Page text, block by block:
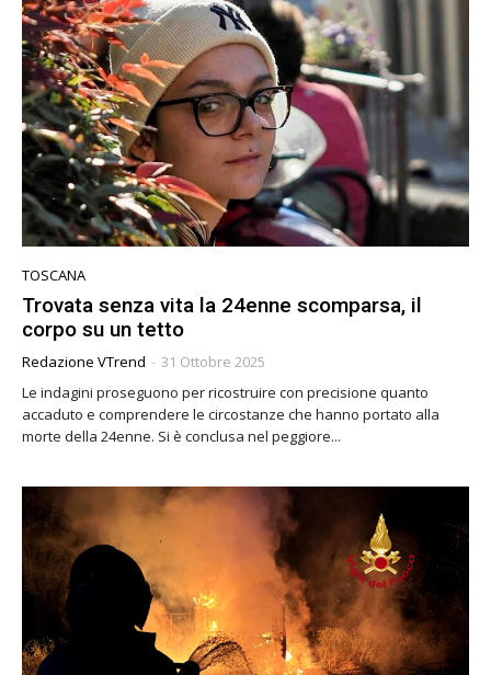
TOSCANA
Trovata senza vita la 24enne scomparsa, il
corpo su un tetto
Redazione VTrend - 31 Ottobre 2025
Le indagini proseguono per ricostruire con precisione quanto
accaduto e comprendere le circostanze che hanno portato alla
morte della 24enne. Si è conclusa nel peggiore...